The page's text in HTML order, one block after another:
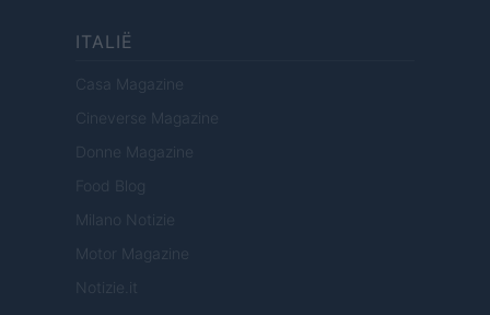
ITALIË
Casa Magazine
Cineverse Magazine
Donne Magazine
Food Blog
Milano Notizie
Motor Magazine
Notizie.it